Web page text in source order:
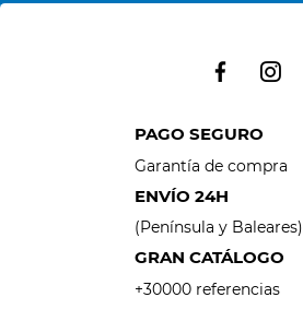
PAGO SEGURO
Garantía de compra
ENVÍO 24H
(Península y Baleares)
GRAN CATÁLOGO
+30000 referencias